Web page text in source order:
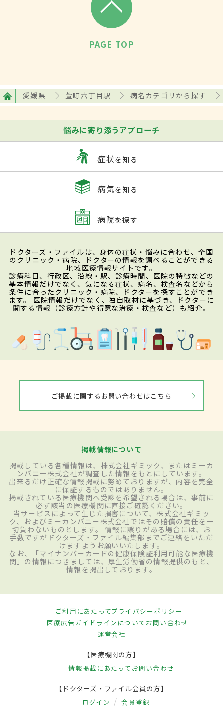
PAGE TOP
愛媛県 萱町六丁目駅 病名カテゴリから探す
悩みに寄り添うアプローチ
症状を知る
病気を知る
病院を探す
ドクターズ・ファイルは、身体の症状・悩みに合わせ、全国
のクリニック・病院、ドクターの情報を調べることができる
地域医療情報サイトです。
診療科目、行政区、沿線・駅、診療時間、医院の特徴などの
基本情報だけでなく、気になる症状、病名、検査名などから
条件に合ったクリニック・病院、ドクターを探すことができ
ます。 医院情報だけでなく、独自取材に基づき、ドクターに
関する情報（診療方針や得意な治療・検査など）も紹介。
ご掲載に関するお問い合わせはこちら
掲載情報について
掲載している各種情報は、株式会社ギミック、またはミーカ
ンパニー株式会社が調査した情報をもとにしています。
出来るだけ正確な情報掲載に努めておりますが、内容を完全
に保証するものではありません。
掲載されている医療機関へ受診を希望される場合は、事前に
必ず該当の医療機関に直接ご確認ください。
当サービスによって生じた損害について、株式会社ギミッ
ク、およびミーカンパニー株式会社ではその賠償の責任を一
切負わないものとします。 情報に誤りがある場合には、お
手数ですがドクターズ・ファイル編集部までご連絡をいただ
けますようお願いいたします。
なお、「マイナンバーカードの健康保険証利用可能な医療機
関」の情報につきましては、厚生労働省の情報提供のもと、
情報を掲出しております。
ご利用にあたってプライバシーポリシー
医療広告ガイドラインについてお問い合わせ
運営会社
【医療機関の方】
情報掲載にあたって お問い合わせ
【ドクターズ・ファイル会員の方】
ログイン 会員登録